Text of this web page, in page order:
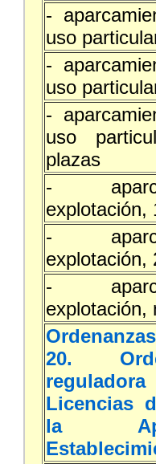
-
uso
-
uso
-
uso
plazas
-
explotación,
-
explotación,
-
explotación,
20.
Licencias
la